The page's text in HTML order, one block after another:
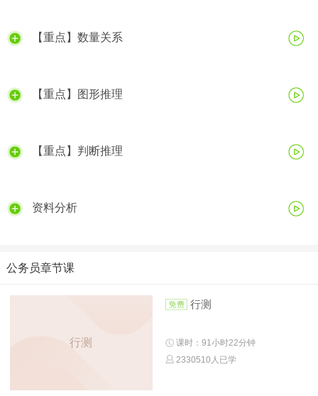
【重点】数量关系
【重点】图形推理
【重点】判断推理
资料分析
公务员章节课
行测
行测
课时：91小时22分钟
2330510人已学